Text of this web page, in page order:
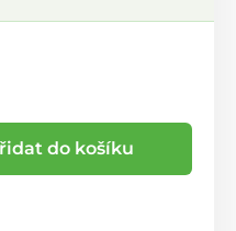
do košíku